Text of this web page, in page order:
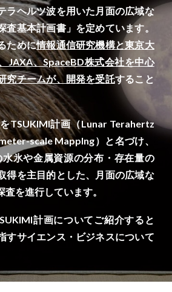
ラヘルツ波を用いた月面の広域な
査基本計画書」を定めています。
ために情報通信研究機構と東京大
JAXA、SpaceBD株式会社を中心
究チームが、開発を受託すること
TSUKIMI計画（Lunar Terahertz
scale MappIng）と名づけ、
氷や金属資源の分布・存在量の
得を主目的とした、月面の広域な
を進行しています。
計画についてご紹介すると
すサイエンス・ビジネスについて